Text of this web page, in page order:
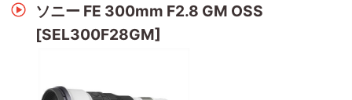
ソニー FE 300mm F2.8 GM OSS
[SEL300F28GM]